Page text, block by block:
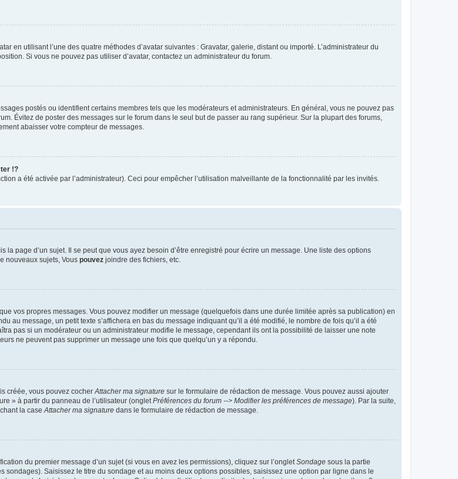
en utilisant l’une des quatre méthodes d’avatar suivantes : Gravatar, galerie, distant ou importé. L’administrateur du
Si vous ne pouvez pas utiliser d’avatar, contactez un administrateur du forum.
postés ou identifient certains membres tels que les modérateurs et administrateurs. En général, vous ne pouvez pas
Évitez de poster des messages sur le forum dans le seul but de passer au rang supérieur. Sur la plupart des forums,
abaisser votre compteur de messages.
!?
a été activée par l’administrateur). Ceci pour empêcher l’utilisation malveillante de la fonctionnalité par les invités.
page d’un sujet. Il se peut que vous ayez besoin d’être enregistré pour écrire un message. Une liste des options
nouveaux sujets, Vous pouvez joindre des fichiers, etc.
vos propres messages. Vous pouvez modifier un message (quelquefois dans une durée limitée après sa publication) en
au message, un petit texte s’affichera en bas du message indiquant qu’il a été modifié, le nombre de fois qu’il a été
pas si un modérateur ou un administrateur modifie le message, cependant ils ont la possibilité de laisser une note
ne peuvent pas supprimer un message une fois que quelqu’un y a répondu.
créée, vous pouvez cocherAttacher ma signature sur le formulaire de rédaction de message. Vous pouvez aussi ajouter
» à partir du panneau de l’utilisateur (ongletPréférences du forum --> Modifier les préférences de message). Par la suite,
la caseAttacher ma signature dans le formulaire de rédaction de message.
du premier message d’un sujet (si vous en avez les permissions), cliquez sur l’ongletSondage sous la partie
sondages). Saisissez le titre du sondage et au moins deux options possibles, saisissez une option par ligne dans le